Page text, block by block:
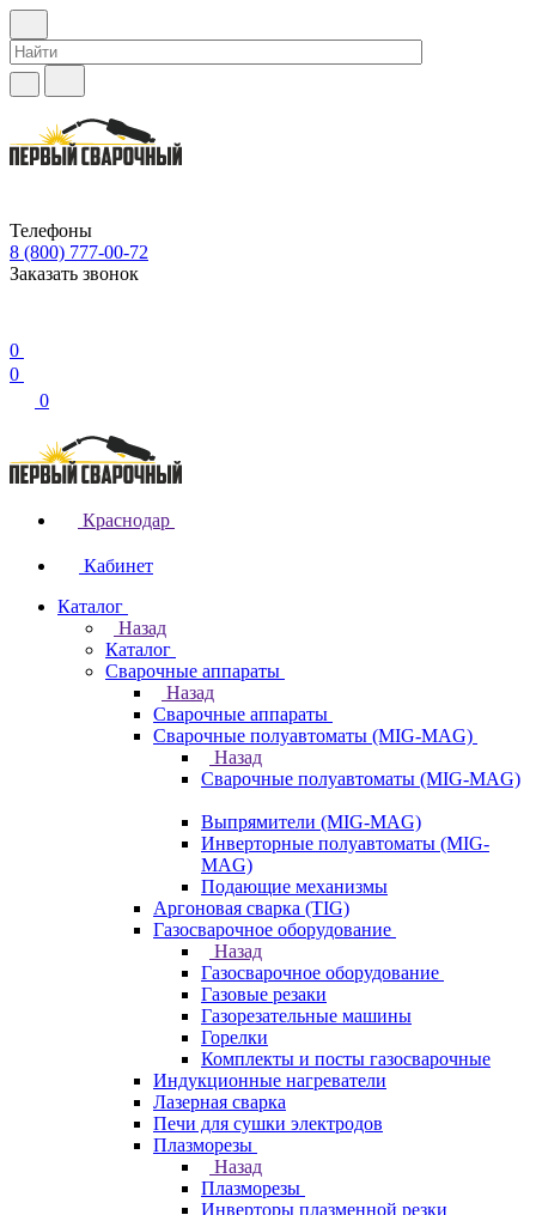
Телефоны
8 (800) 777-00-72
Заказать звонок
0
0
0
Краснодар
Кабинет
Каталог
Назад
Каталог
Сварочные аппараты
Назад
Сварочные аппараты
Сварочные полуавтоматы (MIG-MAG)
Назад
Сварочные полуавтоматы (MIG-MAG)
Выпрямители (MIG-MAG)
Инверторные полуавтоматы (MIG-
MAG)
Подающие механизмы
Аргоновая сварка (TIG)
Газосварочное оборудование
Назад
Газосварочное оборудование
Газовые резаки
Газорезательные машины
Горелки
Комплекты и посты газосварочные
Индукционные нагреватели
Лазерная сварка
Печи для сушки электродов
Плазморезы
Назад
Плазморезы
Инверторы плазменной резки